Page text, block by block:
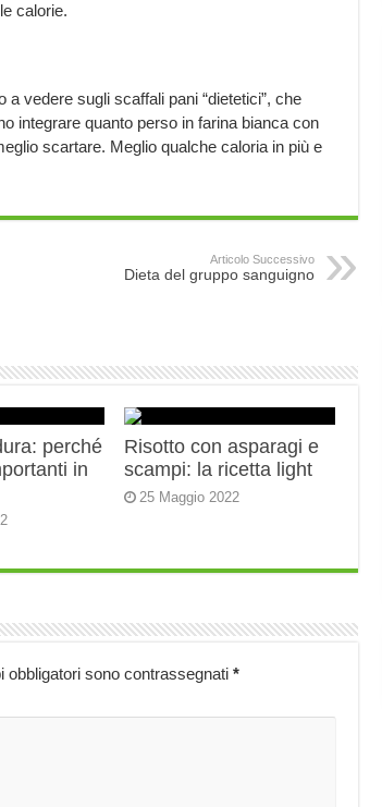
calorie.
vedere sugli scaffali pani “dietetici”, che
integrare quanto perso in farina bianca con
scartare. Meglio qualche caloria in più e
Articolo Successivo
Dieta del gruppo sanguigno
perché
in
Risotto con asparagi e
scampi: la ricetta light
25 Maggio 2022
obbligatori sono contrassegnati *